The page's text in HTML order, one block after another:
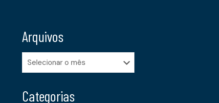
Arquivos
Arquivos
Categorias